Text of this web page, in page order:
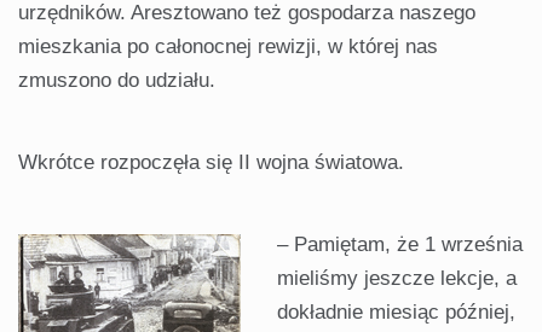
urzędników. Aresztowano też gospodarza naszego
mieszkania po całonocnej rewizji, w której nas
zmuszono do udziału.
Wkrótce rozpoczęła się II wojna światowa.
– Pamiętam, że 1 września
mieliśmy jeszcze lekcje, a
dokładnie miesiąc później,